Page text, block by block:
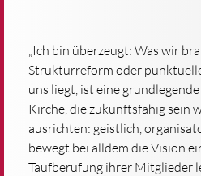
„Ich bin überzeugt: Was wir
Strukturreform oder
uns liegt, ist eine
Kirche, die zukunftsfähig sein
ausrichten: geistlich,
bewegt bei alldem die Vision
Taufberufung ihrer Mitglieder